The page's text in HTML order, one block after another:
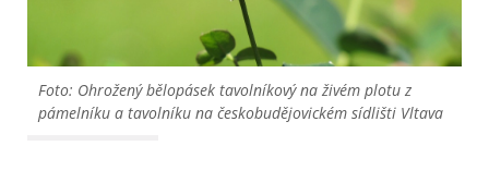
Foto: Ohrožený bělopásek tavolníkový na živém plotu z
pámelníku a tavolníku na českobudějovickém sídlišti Vltava